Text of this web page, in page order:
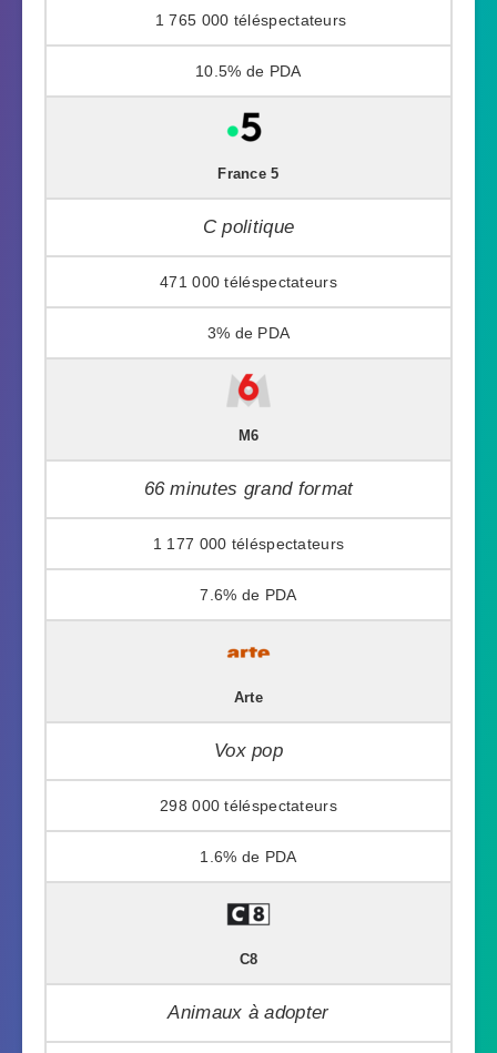
1 765 000
10.5%
France 5
C politique
471 000
3%
M6
66 minutes grand format
1 177 000
7.6%
Arte
Vox pop
298 000
1.6%
C8
Animaux à adopter